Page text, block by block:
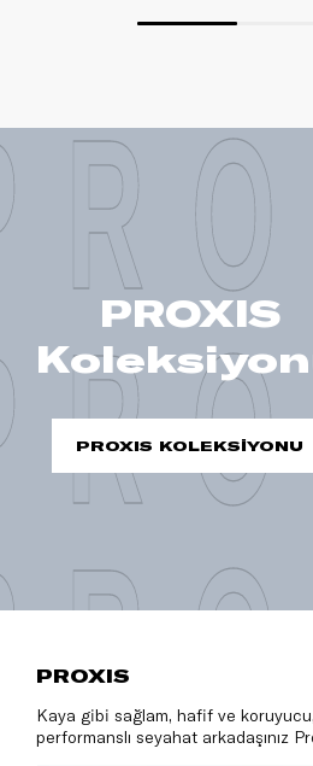
PROXIS
PROXIS KOLEKSİYONU
PROXIS
Kaya gibi sağlam, hafif ve
performanslı seyahat arkadaşınız